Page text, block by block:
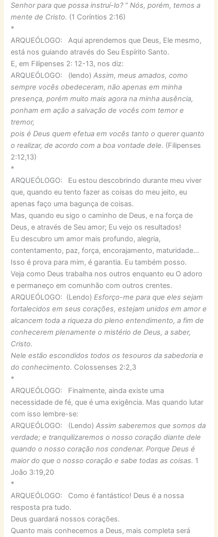
Senhor para que possa instruí-lo? ” Nós, porém, temos a
mente de Cristo. (1 Coríntios 2:16)
*
ARQUEÓLOGO: Aqui aprendemos que Deus, Ele mesmo,
está nos guiando através do Seu Espírito Santo.
E, em Filipenses 2: 12-13, nos diz:
ARQUEÓLOGO: (lendo)Assim, meus amados, como
sempre vocês obedeceram, não apenas em minha
presença, porém muito mais agora na minha ausência,
ponham em ação a salvação de vocês com temor e
tremor,
pois é Deus quem efetua em vocês tanto o querer quanto
o realizar, de acordo com a boa vontade dele. (Filipenses
2:12,13)
*
ARQUEÓLOGO: Eu estou descobrindo durante meu viver
que, quando eu tento fazer as coisas do meu jeito, eu
apenas faço uma bagunça de coisas.
Mas, quando eu sigo o caminho de Deus, e na força de
Deus, e através de Seu amor; Eu vejo os resultados!
Eu descubro um amor mais profundo, alegria,
contentamento, paz, força, encorajamento, maturidade…
Isso é prova para mim, é garantia. Eu também posso.
Veja como Deus trabalha nos outros enquanto eu O adoro
e permaneço em comunhão com outros crentes.
ARQUEÓLOGO: (Lendo) Esforço-me para que eles sejam
fortalecidos em seus corações, estejam unidos em amor e
alcancem toda a riqueza do pleno entendimento, a fim de
conhecerem plenamente o mistério de Deus, a saber,
Cristo.
Nele estão escondidos todos os tesouros da sabedoria e
do conhecimento. Colossenses 2:2,3
*
ARQUEÓLOGO: Finalmente, ainda existe uma
necessidade de fé, que é uma exigência. Mas quando lutar
com isso lembre-se:
ARQUEÓLOGO: (Lendo)Assim saberemos que somos da
verdade; e tranquilizaremos o nosso coração diante dele
quando o nosso coração nos condenar. Porque Deus é
maior do que o nosso coração e sabe todas as coisas. 1
João 3:19,20
*
ARQUEÓLOGO: Como é fantástico! Deus é a nossa
resposta pra tudo.
Deus guardará nossos corações.
Quanto mais conhecemos a Deus, mais completa será